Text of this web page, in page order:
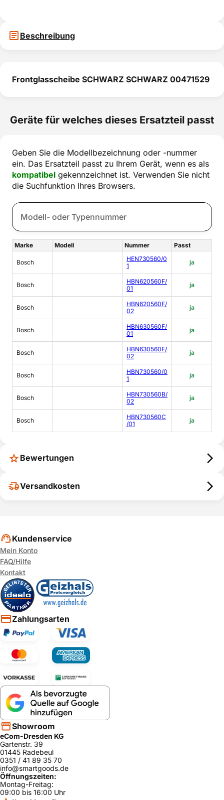
Beschreibung
Frontglasscheibe SCHWARZ SCHWARZ 00471529
Geräte für welches dieses Ersatzteil passt
Geben Sie die Modellbezeichnung oder -nummer
ein. Das Ersatzteil passt zu Ihrem Gerät, wenn es als
kompatibel gekennzeichnet ist. Verwenden Sie nicht
die Suchfunktion Ihres Browsers.
Marke Modell Nummer Passt
Bosch
HEN730560/0
1
ja
Bosch
HBN620560F/
01
ja
Bosch
HBN620560F/
02
ja
Bosch
HBN630560F/
01
ja
Bosch
HBN630560F/
02
ja
Bosch
HBN730560/0
1
ja
Bosch
HBN730560B/
02
ja
Bosch
HBN730560C
/01
ja
Bewertungen
Versandkosten
Kundenservice
Mein Konto
FAQ/Hilfe
Kontakt
Zahlungsarten
Showroom
eCom-Dresden KG
Gartenstr. 39
01445 Radebeul
0351 / 41 89 35 70
info@smartgoods.de
Öffnungszeiten:
Montag-Freitag:
09:00 bis 16:00 Uhr